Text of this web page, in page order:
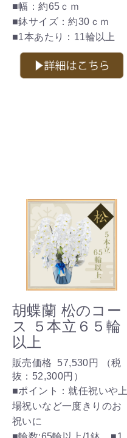
■幅：約65ｃｍ
■鉢サイズ：約30ｃｍ
■1本あたり：11輪以上
胡蝶蘭 松のコー
ス ５本立６５輪
以上
販売価格 57,530円
（税
抜： 52,300円 ）
■ポイント：就任祝いや上
場祝いなど一度きりのお
祝いに